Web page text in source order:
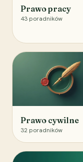
Prawo pracy
43 poradników
Prawo cywilne
32 poradników